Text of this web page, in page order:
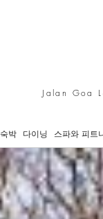
Jalan Goa
숙박 다이닝 스파와 피트